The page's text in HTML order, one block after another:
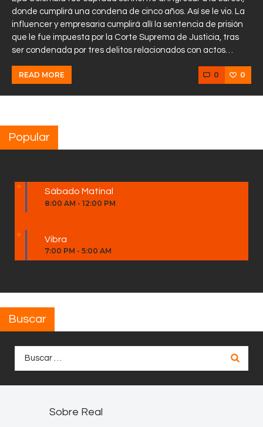
donde cumplirá una condena de cinco años. Así se le vio. La
influencer y empresaria cumplirá allí la sentencia de prisión
que le fue impuesta por la Corte Suprema de Justicia, tras
ser condenada por tres delitos relacionados con actos…
READ MORE 0 0
Popular
Sábado Matinal
8:00 AM - 12:00 PM
Vibra
7:00 PM - 5:00 AM
Buscar
Sobre Real